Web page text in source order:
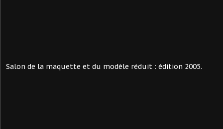
Salon de la maquette et du modèle réduit : édition 2005.